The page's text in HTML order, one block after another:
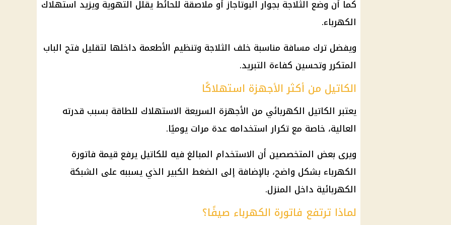
كما أن وضع الثلاجة بجوار البوتاجاز أو ملاصقة للحائط يقلل التهوية ويزيد استهلاك
الكهرباء.
ويفضل ترك مسافة مناسبة خلف الثلاجة وتنظيم الأطعمة داخلها لتقليل فتح الباب
المتكرر وتحسين كفاءة التبريد.
الكاتيل من أكثر الأجهزة استهلاكًا
يعتبر الكاتيل الكهربائي من الأجهزة السريعة الاستهلاك للطاقة بسبب قدرته
العالية، خاصة مع تكرار استخدامه عدة مرات يوميًا.
ويرى بعض المتخصصين أن الاستخدام المبالغ فيه للكاتيل يرفع قيمة فاتورة
الكهرباء بشكل واضح، بالإضافة إلى الضغط الكبير الذي يسببه على الشبكة
الكهربائية داخل المنزل.
لماذا ترتفع فاتورة الكهرباء صيفًا؟